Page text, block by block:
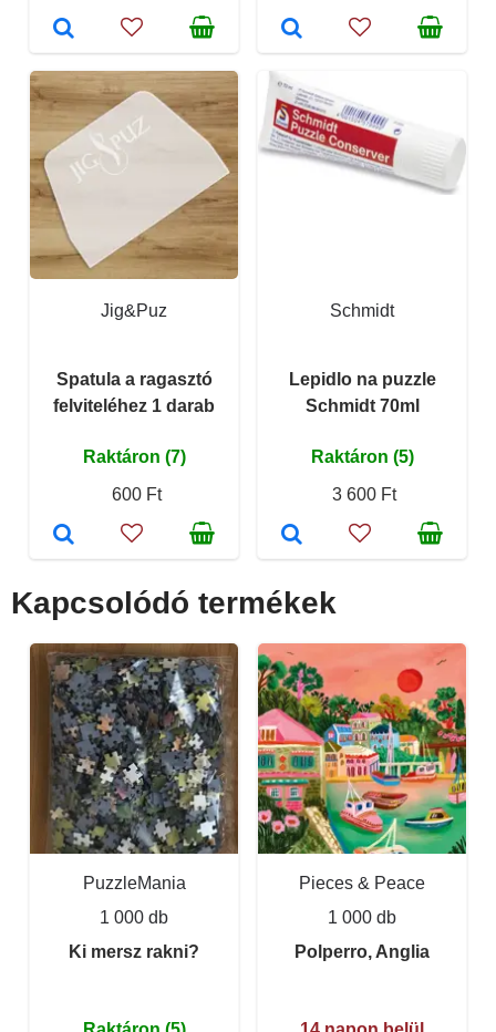
Jig&Puz
Spatula a ragasztó
felviteléhez 1 darab
Raktáron (7)
600 Ft
Schmidt
Lepidlo na puzzle
Schmidt 70ml
Raktáron (5)
3 600 Ft
Kapcsolódó termékek
PuzzleMania
1 000 db
Ki mersz rakni?
Pieces & Peace
1 000 db
Polperro, Anglia